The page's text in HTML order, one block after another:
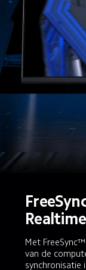
Met
van de
synchronisatie